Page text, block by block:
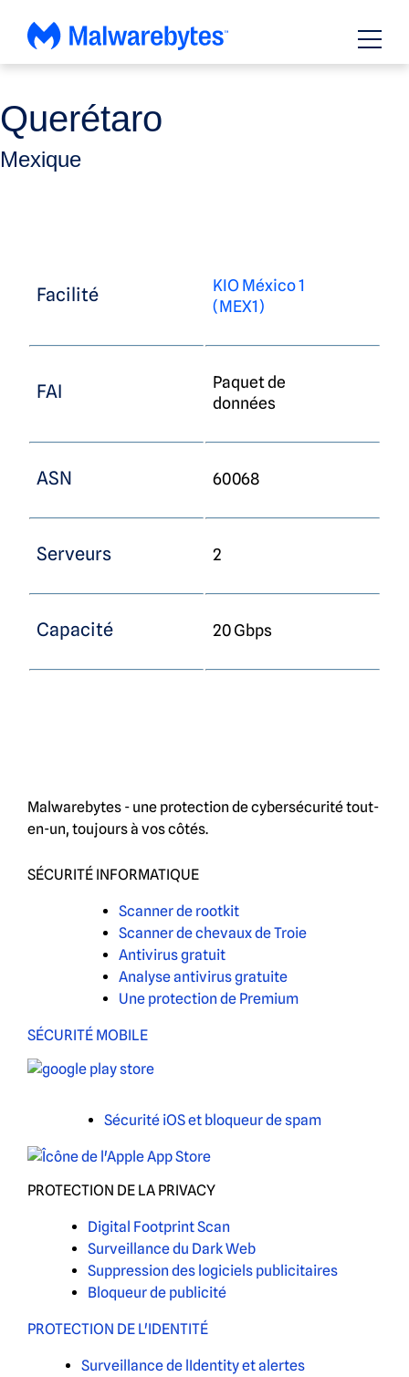
contenu
Querétaro
Mexique
Facilité
KIO México 1
(MEX1)
FAI
Paquet de
données
ASN 60068
Serveurs 2
Capacité 20 Gbps
Malwarebytes - une protection de cybersécurité tout-
en-un, toujours à vos côtés.
SÉCURITÉ INFORMATIQUE
Scanner de rootkit
Scanner de chevaux de Troie
Antivirus gratuit
Analyse antivirus gratuite
Une protection de Premium
SÉCURITÉ MOBILE
Sécurité iOS et bloqueur de spam
PROTECTION DE LA PRIVACY
Digital Footprint Scan
Surveillance du Dark Web
Suppression des logiciels publicitaires
Bloqueur de publicité
PROTECTION DE L'IDENTITÉ
Surveillance de lIdentity et alertes